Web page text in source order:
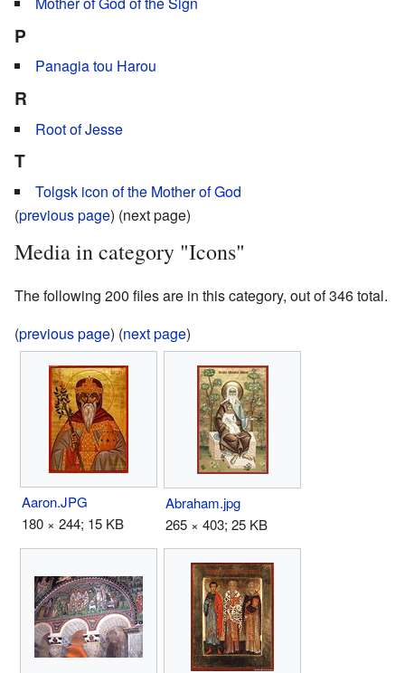
P
Panagia tou Harou
R
Root of Jesse
T
Tolgsk icon of the Mother of God
(previous page) (next page)
Media in category "Icons"
The following 200 files are in this category, out of 346 total.
(previous page) (next page)
Aaron.JPG
180 × 244; 15 KB
Abraham.jpg
265 × 403; 25 KB